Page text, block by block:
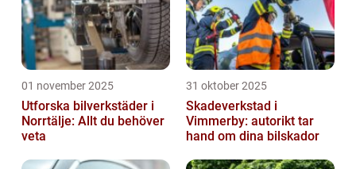
01 november 2025
Utforska bilverkstäder i
Norrtälje: Allt du behöver
veta
31 oktober 2025
Skadeverkstad i
Vimmerby: autorikt tar
hand om dina bilskador